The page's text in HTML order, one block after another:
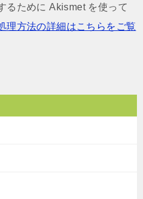
るために Akismet を使って
理方法の詳細はこちらをご覧